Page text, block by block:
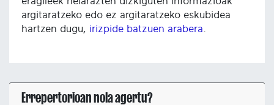
argitaratzeko edo ez argitaratzeko eskubidea
hartzen dugu, irizpide batzuen arabera
Errepertorioan nola agertu?